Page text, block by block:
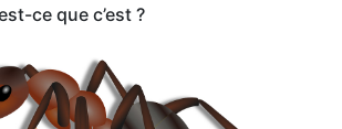
ce que c’est ?